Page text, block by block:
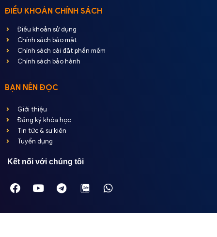
ĐIỀU KHOẢN CHÍNH SÁCH
Điều khoản sử dụng
Chính sách bảo mật
Chính sách cài đặt phần mềm
Chính sách bảo hành
BẠN NÊN ĐỌC
Giới thiệu
Đăng ký khóa học
Tin tức & sự kiện
Tuyển dụng
Kết nối với chúng tôi